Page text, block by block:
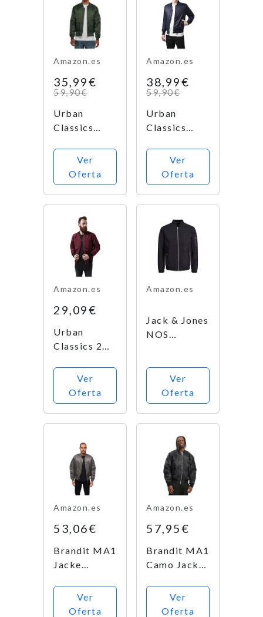
Amazon.es
35,99€
59,90€
Urban
Classics
Bomber
Jacket Verde
Ver
Oferta
Amazon.es
38,99€
59,90€
Urban
Classics
Bomber
Jacket Azul
Ver
Oferta
Amazon.es
29,09€
Urban
Classics 2
Jacket
Granate
Ver
Oferta
Amazon.es
Jack & Jones
NOS
NoosVer
Oferta
Amazon.es
53,06€
Brandit MA1
Jacke
Ver
Oferta
Amazon.es
57,95€
Brandit MA1
Camo Jacket
Ver
Oferta